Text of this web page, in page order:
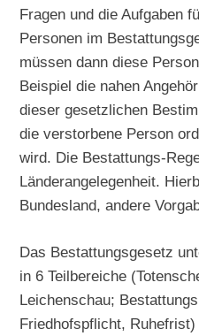
Fragen und die Aufgaben
Personen im
müssen dann diese
Beispiel die nahen
dieser gesetzlichen
die verstorbene Person
wird. Die Bestattungs-
Länderangelegenheit.
Bundesland, andere
Das Bestattungsgesetz
in 6 Teilbereiche
Leichenschau;
Friedhofspflicht,